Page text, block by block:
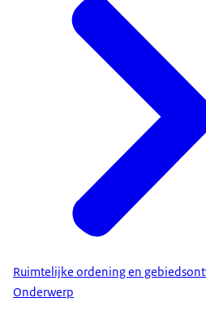
Ruimtelijke ordening en
Onderwerp